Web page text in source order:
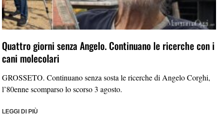
Quattro giorni senza Angelo. Continuano le ricerche con i
cani molecolari
GROSSETO. Continuano senza sosta le ricerche di Angelo Corghi,
l’80enne scomparso lo scorso 3 agosto.
LEGGI DI PIÙ